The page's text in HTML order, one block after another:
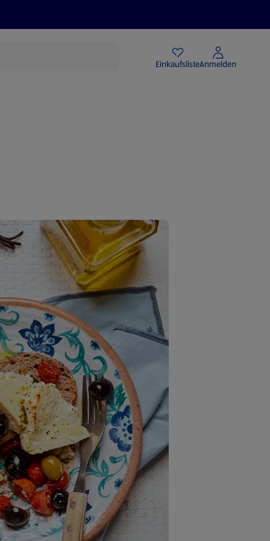
EinkaufslisteAnmelden